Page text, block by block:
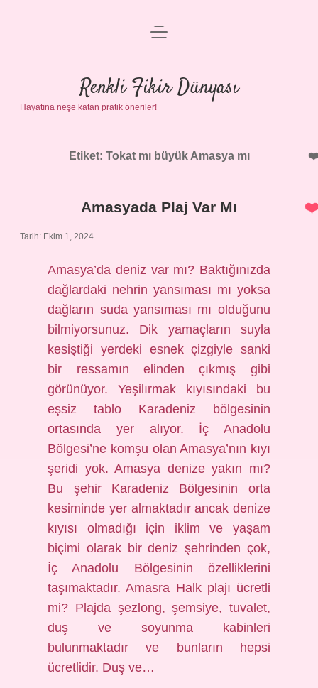
Anasayfa
Gizlilik Politikası
Yasal Uyarı
menüyü
Renkli Fikir Dünyası
Hayatına neşe katan pratik öneriler!
Etiket: Tokat mı büyük Amasya mı
Amasyada Plaj Var Mı
Tarih: Ekim 1, 2024
Amasya’da deniz var mı? Baktığınızda
dağlardaki nehrin yansıması mı yoksa
dağların suda yansıması mı olduğunu
bilmiyorsunuz. Dik yamaçların suyla
kesiştiği yerdeki esnek çizgiyle sanki
bir ressamın elinden çıkmış gibi
görünüyor. Yeşilırmak kıyısındaki bu
eşsiz tablo Karadeniz bölgesinin
ortasında yer alıyor. İç Anadolu
Bölgesi’ne komşu olan Amasya’nın kıyı
şeridi yok. Amasya denize yakın mı?
Bu şehir Karadeniz Bölgesinin orta
kesiminde yer almaktadır ancak denize
kıyısı olmadığı için iklim ve yaşam
biçimi olarak bir deniz şehrinden çok,
İç Anadolu Bölgesinin özelliklerini
taşımaktadır. Amasra Halk plajı ücretli
mi? Plajda şezlong, şemsiye, tuvalet,
duş ve soyunma kabinleri
bulunmaktadır ve bunların hepsi
ücretlidir. Duş ve…